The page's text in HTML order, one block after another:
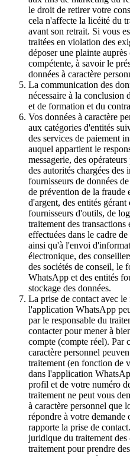
le droit de retirer votre
cela n'affecte la licéité du
avant son retrait. Si vous
traitées en violation des
déposer une plainte
compétente, à savoir le
données à caractère
La communication des
nécessaire à la conclusion
et de formation et du
Vos données à caractère
aux catégories d'entités
des services de paiement
auquel appartient le
messagerie, des
des autorités chargées
fournisseurs de données
de prévention de la fraude
d'argent, des entités
fournisseurs d'outils, de
traitement des
effectuées dans le cadre
ainsi qu'à l'envoi
électronique, des
des sociétés de conseil, le
WhatsApp et des entités
stockage des données.
La prise de contact avec
l'application WhatsApp
par le responsable du
contacter pour mener à
compte (compte réel). Par
caractère personnel
traitement (en fonction de
dans l'application
profil et de votre numéro
traitement ne peut vous
à caractère personnel que
répondre à votre demande
rapporte la prise de
juridique du traitement des
traitement pour prendre